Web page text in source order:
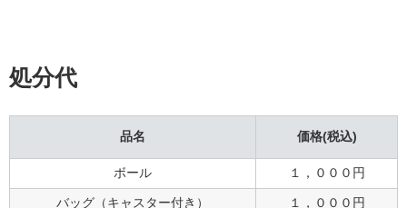
処分代
品名 価格(税込)
ボール １，０００円
バッグ（キャスター付き） １，０００円